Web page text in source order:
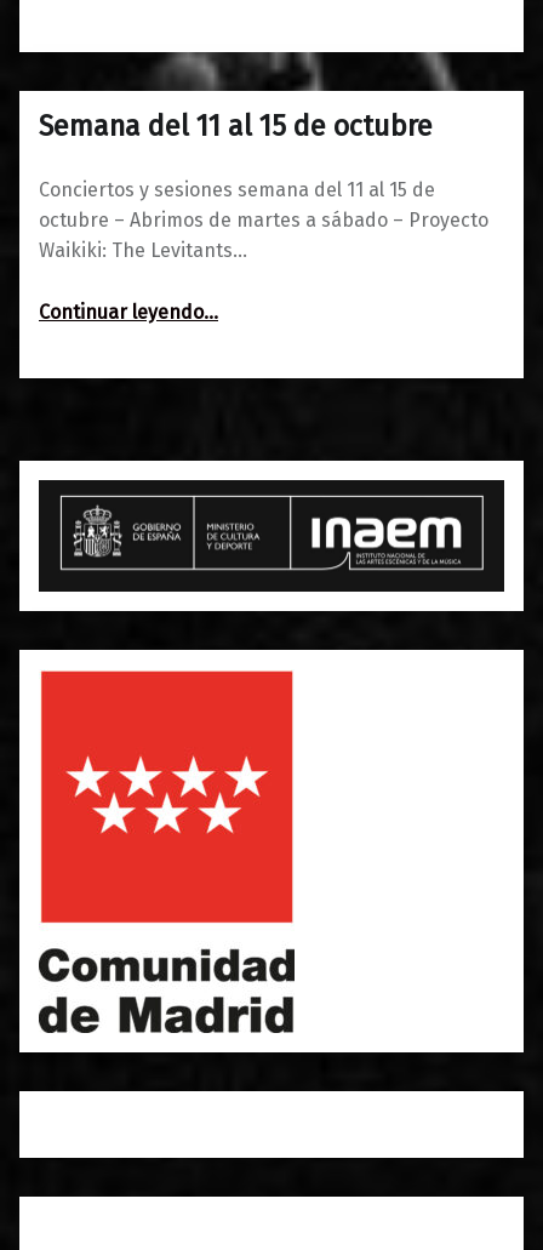
Semana del 11 al 15 de octubre
Conciertos y sesiones semana del 11 al 15 de
octubre – Abrimos de martes a sábado – Proyecto
Waikiki: The Levitants…
Continuar leyendo“Semana del 11 al 15 de octubre”
…
11/10/2016
0
Maravillas